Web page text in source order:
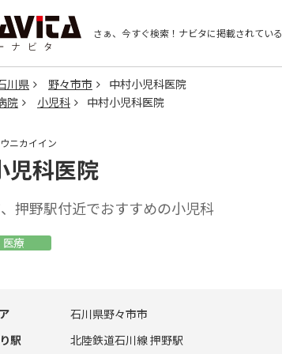
さぁ、今すぐ検索！ ナビタに掲載されている
川県 野々市市
中村小児科医院
院 小児科 中村小児科医院
ニカイイン
児科医院
押野駅付近でおすすめの小児科
医療
石川県野々市市
駅
北陸鉄道石川線 押野駅